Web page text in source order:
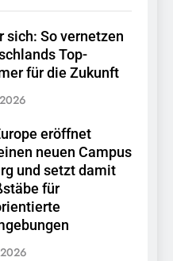
sich: So vernetzen
Top-
für die Zukunft
eröffnet
neuen Campus
und setzt damit
für